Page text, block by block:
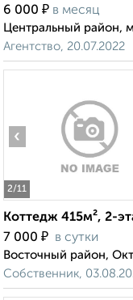
6 000 ₽ в месяц
Центральный район,
Агентство, 20.07.2022
2/11
‹
Коттедж 415м², 2-
7 000 ₽ в сутки
Восточный район,
Собственник,